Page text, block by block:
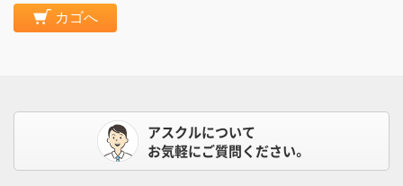
カゴへ
アスクルについて
お気軽にご質問ください。